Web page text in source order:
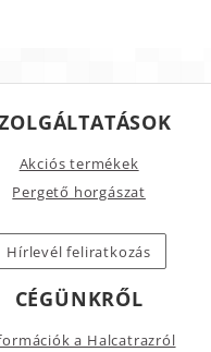
Akciós termékek
Pergető horgászat
Hírlevél feliratkozás
CÉGÜNKRŐL
a Halcatrazról